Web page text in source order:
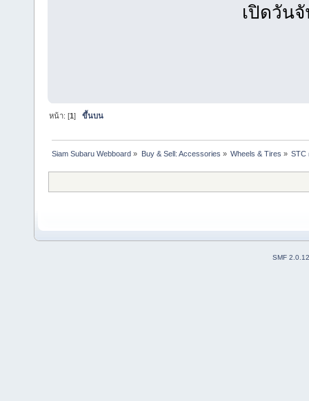
เปิดวัน
หน้า: [1]ขึ้นบน
Siam Subaru Webboard » Buy & Sell: Accessories » Wheels & Tires » STC
SMF 2.0.12